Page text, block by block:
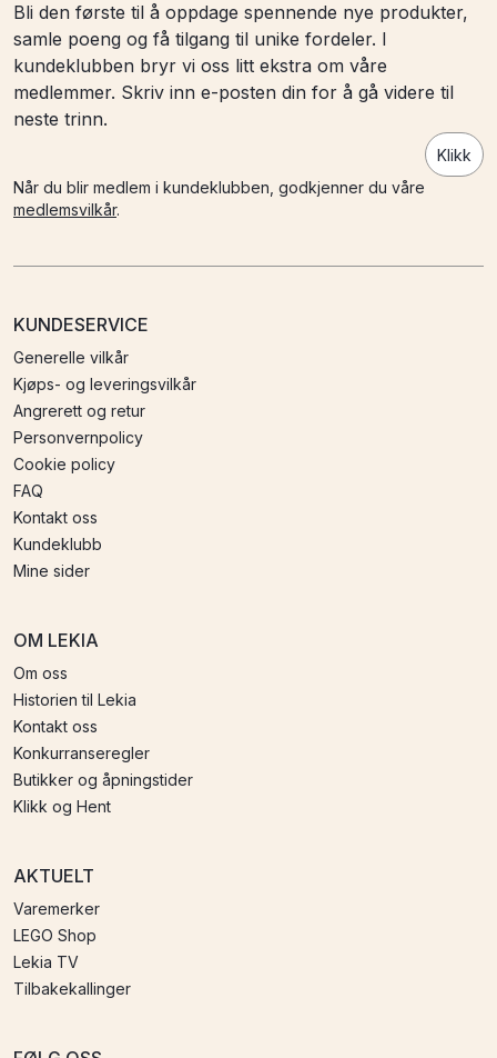
Bli den første til å oppdage spennende nye produkter,
samle poeng og få tilgang til unike fordeler. I
kundeklubben bryr vi oss litt ekstra om våre
medlemmer. Skriv inn e-posten din for å gå videre til
neste trinn.
Klikk
Når du blir medlem i kundeklubben, godkjenner du våre
medlemsvilkår.
KUNDESERVICE
Generelle vilkår
Kjøps- og leveringsvilkår
Angrerett og retur
Personvernpolicy
Cookie policy
FAQ
Kontakt oss
Kundeklubb
Mine sider
OM LEKIA
Om oss
Historien til Lekia
Kontakt oss
Konkurranseregler
Butikker og åpningstider
Klikk og Hent
AKTUELT
Varemerker
LEGO Shop
Lekia TV
Tilbakekallinger